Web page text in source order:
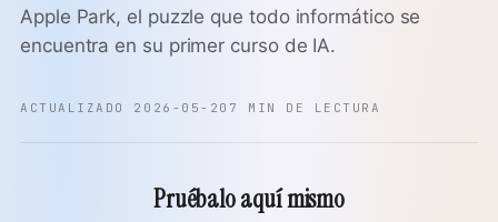
Apple Park, el puzzle que todo informático se
encuentra en su primer curso de IA.
ACTUALIZADO 2026-05-20 7 MIN DE LECTURA
Pruébalo aquí mismo